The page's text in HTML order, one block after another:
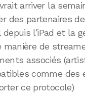
arriver la
des partenaires
depuis l’iPad et la
manière de
associés
comme des
ce protocole)